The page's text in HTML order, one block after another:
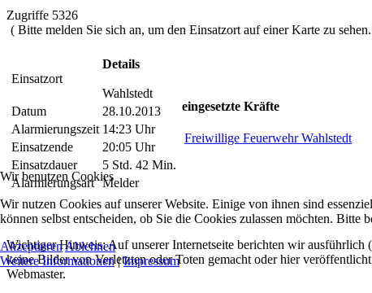
Zugriffe 5326
( Bitte melden Sie sich an, um den Einsatzort auf einer Karte zu
Einsatzort
Details
Wahlstedt
Datum
28.10.2013
Alarmierungszeit 14:23 Uhr
Einsatzende
20:05 Uhr
Einsatzdauer
5 Std. 42 Min.
Alarmierungsart Melder
eingesetzte Kräfte
Freiwillige Feuerwehr Wahlstedt
Wichtiger Hinweis: Auf unserer Internetseite berichten wir ausführlich
keine Bilder von Verletzten oder Toten gemacht oder hier
Webmaster.
Wir benutzen Cookies
Wir nutzen Cookies auf unserer Website. Einige von ihnen sind
können selbst entscheiden, ob Sie die Cookies zulassen möchten.
AkzeptierenAblehnen
Weitere Informationen|Impressum